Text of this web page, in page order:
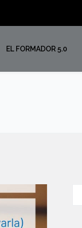
EL FORMADOR 5.0